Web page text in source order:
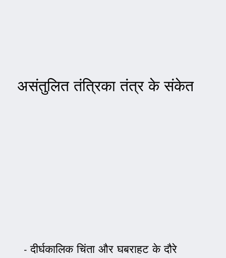
असंतुलित तंत्रिका तंत्र के संकेत
दीर्घकालिक चिंता और घबराहट के दौरे